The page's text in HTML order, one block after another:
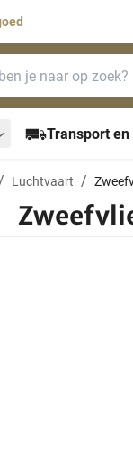
Transport
Luchtvaart